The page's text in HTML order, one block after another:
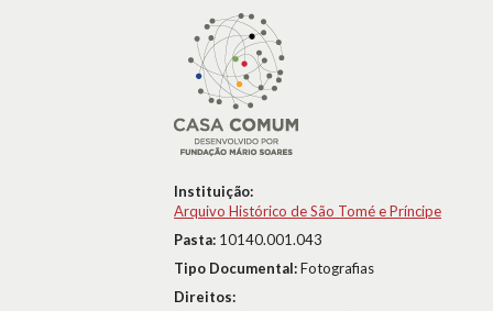
Instituição:
Arquivo Histórico de São Tomé e Príncipe
Pasta: 10140.001.043
Tipo Documental:Fotografias
Direitos: